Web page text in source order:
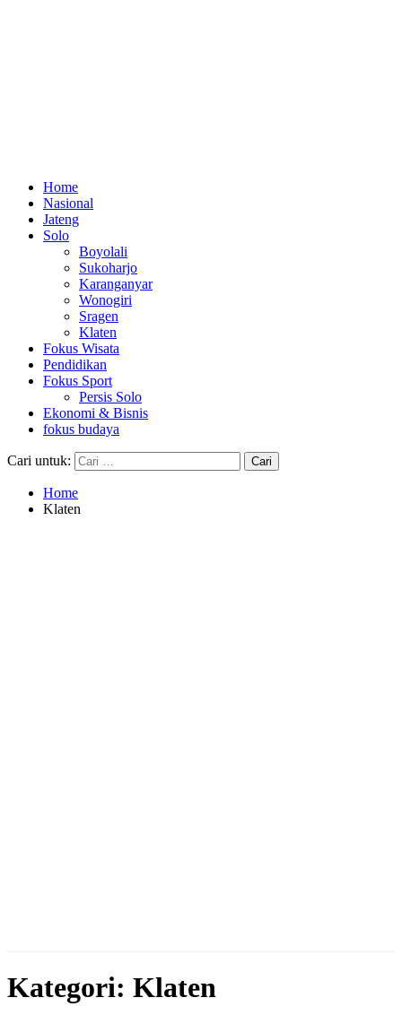
Home
Nasional
Jateng
Solo
Boyolali
Sukoharjo
Karanganyar
Wonogiri
Sragen
Klaten
Fokus Wisata
Pendidikan
Fokus Sport
Persis Solo
Ekonomi & Bisnis
fokus budaya
Cari untuk:
Home
Klaten
Kategori: Klaten